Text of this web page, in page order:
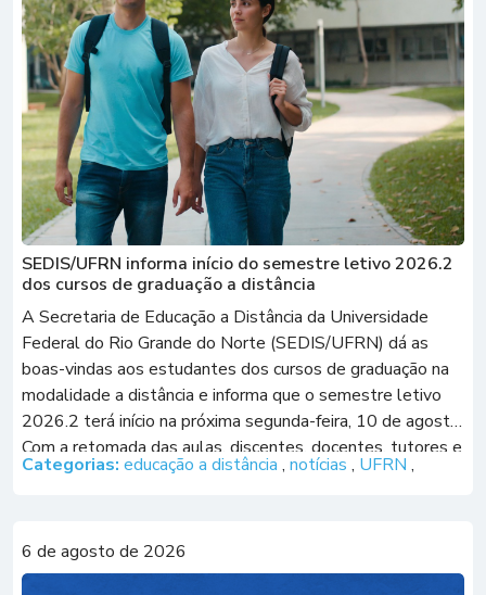
SEDIS/UFRN informa início do semestre letivo 2026.2
dos cursos de graduação a distância
A Secretaria de Educação a Distância da Universidade
Federal do Rio Grande do Norte (SEDIS/UFRN) dá as
boas-vindas aos estudantes dos cursos de graduação na
modalidade a distância e informa que o semestre letivo
2026.2 terá início na próxima segunda-feira, 10 de agosto.
Com a retomada das aulas, discentes, docentes, tutores e
equipes envolvidas no […]
Categorias: educação a distância , notícias , UFRN ,
6 de agosto de 2026